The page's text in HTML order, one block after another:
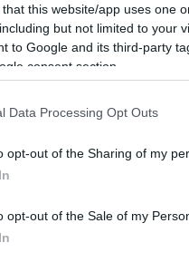
that this website/app uses one
but not limited to your
to Google and its third-party
consent section.
Data Processing Opt Outs
opt-out of the Sharing of my
opt-out of the Sale of my
para a precificação de
institucionais. Ao
informadas que se